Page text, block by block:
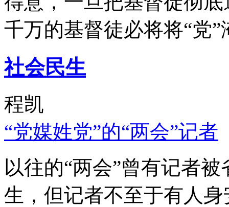
千万的基督徒必将将“党”
社会民生
程凯
“党媒姓党”的“两会”记者
以往的“两会”曾有记者
生，但记者不至于有人